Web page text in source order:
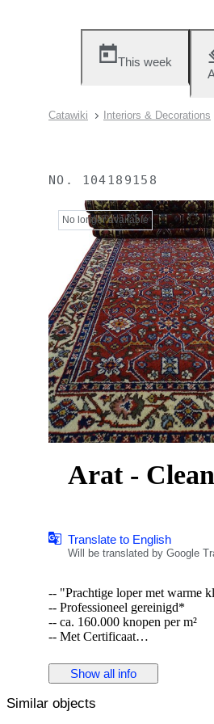
This week
Catawiki Interiors & Decorations
NO. 104189158
No longer available
Arat -
Translate to English
Will be translated by Google
-- "Prachtige loper met warme
-- Professioneel gereinigd*
-- ca. 160.000 knopen per m²
-- Met Certificaat
*Voor binnenkomst in ons
gebruikt.
Dit is een handgeknoopt
Show all info
Similar objects